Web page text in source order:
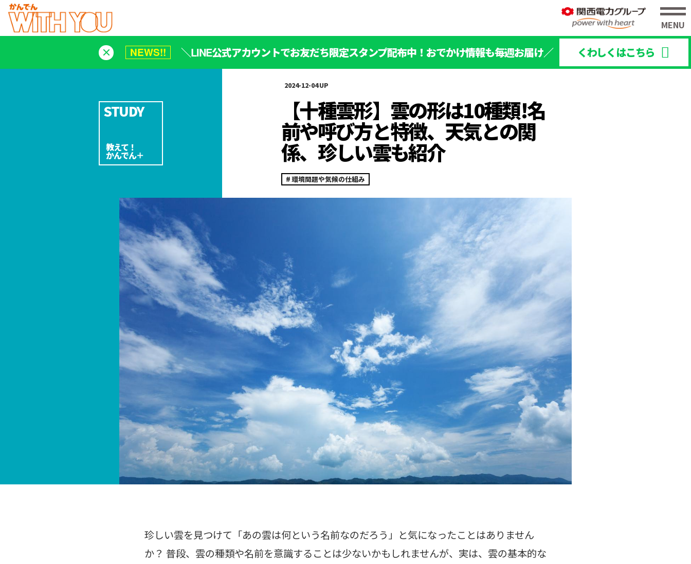
NEWS!! ＼LINE公式アカウントでお友だち限定スタンプ配布中！おでかけ情報も毎週お届け／ くわしくはこちら
【十種雲形】雲の形は10種類!名
前や呼び方と特徴、天気との関
係、珍しい雲も紹介
2024-12-04
環境問題や気候の仕組み
珍しい雲を見つけて「あの雲は何という名前なのだろう」と気になったことはありません
か？ 普段、雲の種類や名前を意識することは少ないかもしれませんが、実は、雲の基本的な